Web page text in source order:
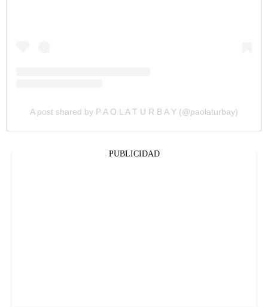
A post shared by P A O L A T U R B A Y (@paolaturbay)
PUBLICIDAD